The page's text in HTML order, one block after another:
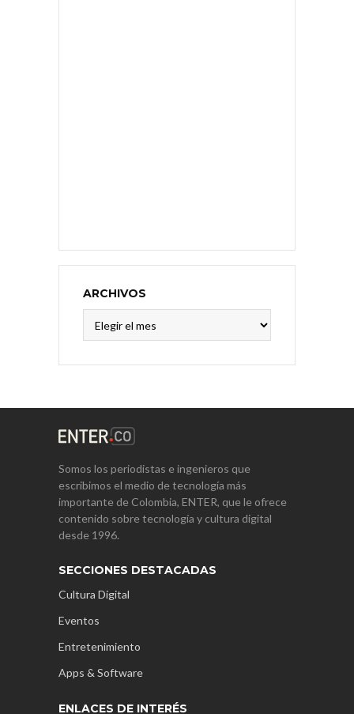
ARCHIVOS
Somos los periodistas e ingenieros que
escribimos el medio de tecnología más
importante de Colombia, ENTER, que le ofrece
contenido sobre tecnología y cultura digital
desde 1996.
SECCIONES DESTACADAS
Cultura Digital
Eventos
Entretenimiento
Apps & Software
ENLACES DE INTERÉS